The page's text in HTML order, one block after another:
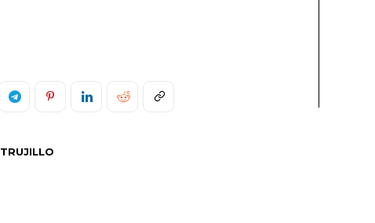
TRUJILLO